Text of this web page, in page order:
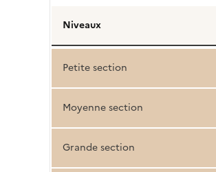
de
la
structure
pédagogique
Niveaux
Petite section
Moyenne section
Grande section